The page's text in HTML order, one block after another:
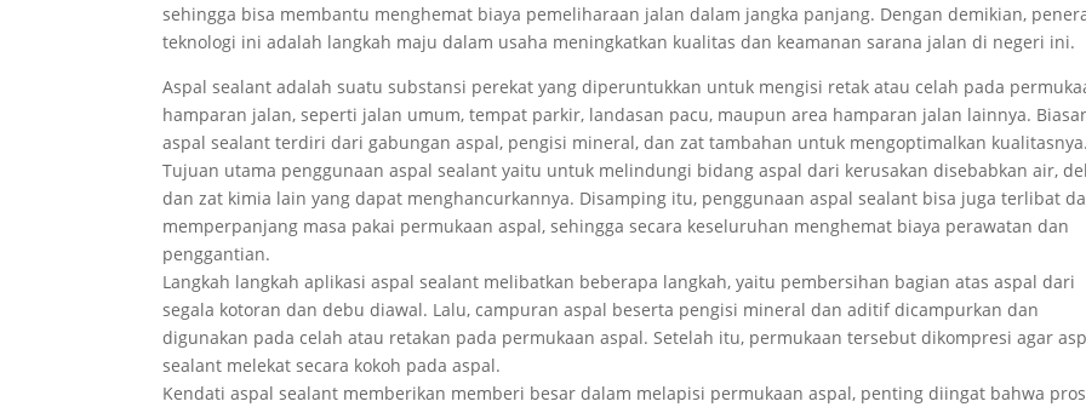
sehingga bisa membantu menghemat biaya pemeliharaan jalan dalam jangka panjang. Dengan demikian,
teknologi ini adalah langkah maju dalam usaha meningkatkan kualitas dan keamanan sarana jalan di negeri ini.
Aspal sealant adalah suatu substansi perekat yang diperuntukkan untuk mengisi retak atau celah pada
hamparan jalan, seperti jalan umum, tempat parkir, landasan pacu, maupun area hamparan jalan lainnya.
aspal sealant terdiri dari gabungan aspal, pengisi mineral, dan zat tambahan untuk mengoptimalkan
Tujuan utama penggunaan aspal sealant yaitu untuk melindungi bidang aspal dari kerusakan disebabkan air,
dan zat kimia lain yang dapat menghancurkannya. Disamping itu, penggunaan aspal sealant bisa juga terlibat
memperpanjang masa pakai permukaan aspal, sehingga secara keseluruhan menghemat biaya perawatan dan
penggantian.
Langkah langkah aplikasi aspal sealant melibatkan beberapa langkah, yaitu pembersihan bagian atas aspal dari
segala kotoran dan debu diawal. Lalu, campuran aspal beserta pengisi mineral dan aditif dicampurkan dan
digunakan pada celah atau retakan pada permukaan aspal. Setelah itu, permukaan tersebut dikompresi agar
sealant melekat secara kokoh pada aspal.
Kendati aspal sealant memberikan memberi besar dalam melapisi permukaan aspal, penting diingat bahwa